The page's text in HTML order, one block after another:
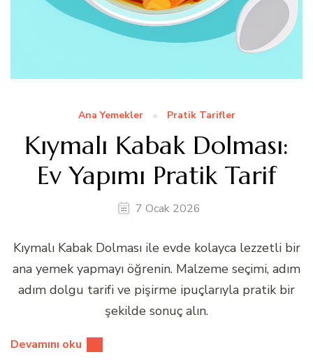
Ana Yemekler Pratik Tarifler
Kıymalı Kabak Dolması:
Ev Yapımı Pratik Tarif
7 Ocak 2026
Kıymalı Kabak Dolması ile evde kolayca lezzetli bir
ana yemek yapmayı öğrenin. Malzeme seçimi, adım
adım dolgu tarifi ve pişirme ipuçlarıyla pratik bir
şekilde sonuç alın.
Devamını oku